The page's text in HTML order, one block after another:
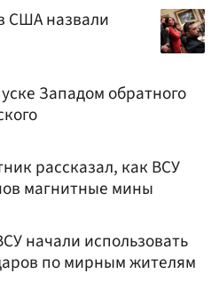
США назвали
Западом обратного
рассказал, как ВСУ
магнитные мины
начали использовать
по мирным жителям